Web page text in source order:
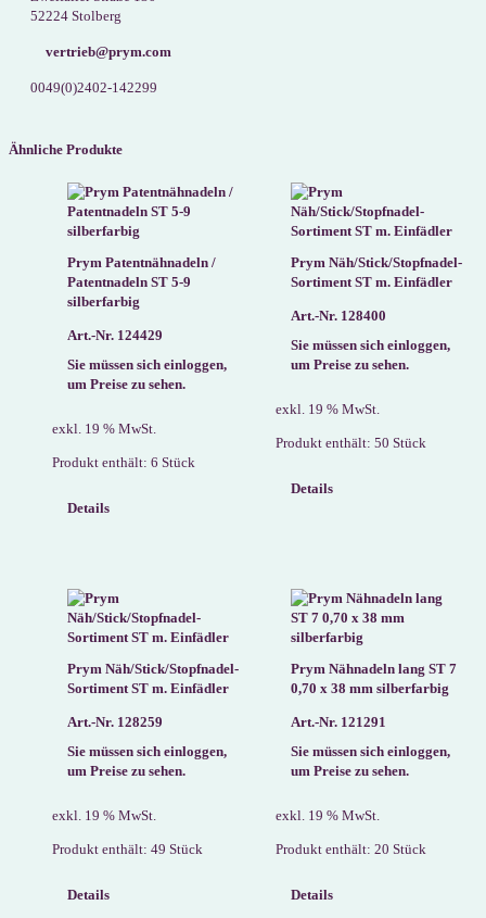
52224 Stolberg
vertrieb@prym.com
0049(0)2402-142299
Ähnliche Produkte
Prym Patentnähnadeln /
Patentnadeln ST 5-9
silberfarbig
Art.-Nr. 124429
Sie müssen sich einloggen,
um Preise zu sehen.
exkl. 19 % MwSt.
Produkt enthält: 6 Stück
Details
Prym Näh/Stick/Stopfnadel-
Sortiment ST m. Einfädler
Art.-Nr. 128400
Sie müssen sich einloggen,
um Preise zu sehen.
exkl. 19 % MwSt.
Produkt enthält: 50 Stück
Details
Prym Näh/Stick/Stopfnadel-
Sortiment ST m. Einfädler
Art.-Nr. 128259
Sie müssen sich einloggen,
um Preise zu sehen.
exkl. 19 % MwSt.
Produkt enthält: 49 Stück
Details
Prym Nähnadeln lang ST 7
0,70 x 38 mm silberfarbig
Art.-Nr. 121291
Sie müssen sich einloggen,
um Preise zu sehen.
exkl. 19 % MwSt.
Produkt enthält: 20 Stück
Details